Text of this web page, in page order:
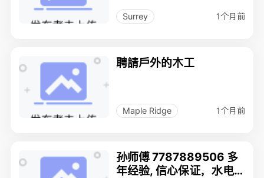
Surrey 1个月前
聘請戶外的木工
Maple Ridge 1个月前
孙师傅 7787889506 多
年经验, 信心保证，水电